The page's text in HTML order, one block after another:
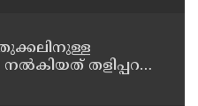
നൽകിയത് തളിപ്പറമ്പ